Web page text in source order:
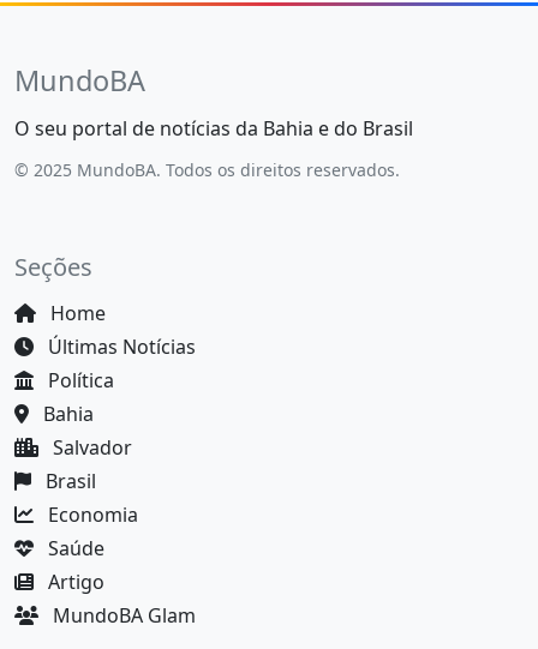
MundoBA
O seu portal de notícias da Bahia e do Brasil
© 2025 MundoBA. Todos os direitos reservados.
Seções
Home
Últimas Notícias
Política
Bahia
Salvador
Brasil
Economia
Saúde
Artigo
MundoBA Glam